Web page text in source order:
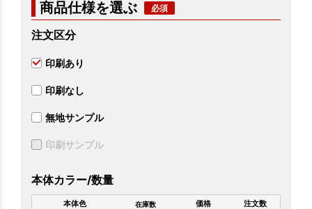
商品仕様を選ぶ
注文区分
印刷あり
印刷なし
無地サンプル
印刷サンプル
本体カラー/数量
本体色 在庫数 価格 注文数